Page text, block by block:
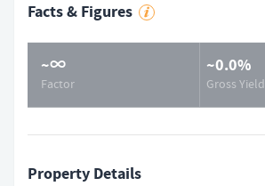
Facts & Figures
∞
Factor
0.0%
Gross Yield
Property Details